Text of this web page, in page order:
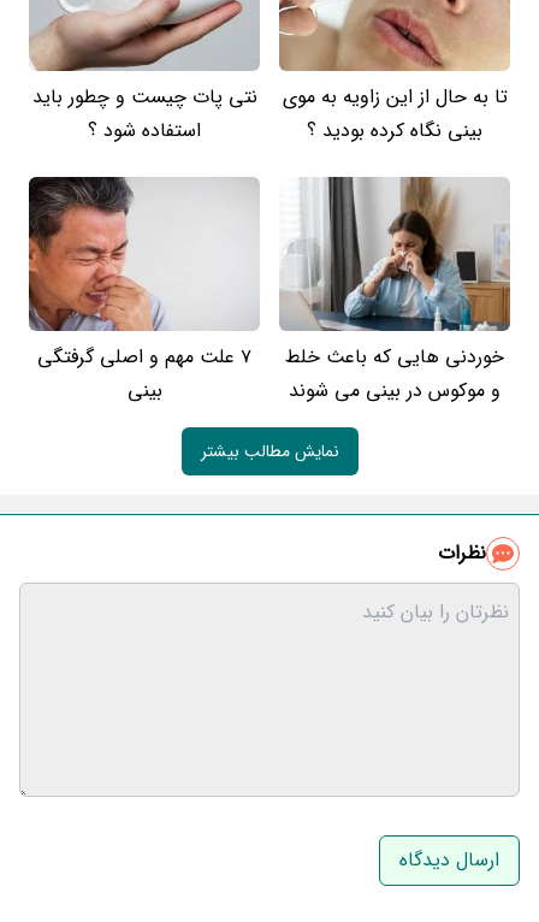
تا به حال از این زاویه به موی
بینی نگاه کرده بودید ؟
نتی پات چیست و چطور باید
استفاده شود ؟
خوردنی هایی که باعث خلط
و موکوس در بینی می شوند
7 علت مهم و اصلی گرفتگی
بینی
نمایش مطالب بیشتر
نظرات
نام و نام خانوادگی